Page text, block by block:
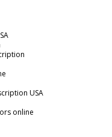
USA
online